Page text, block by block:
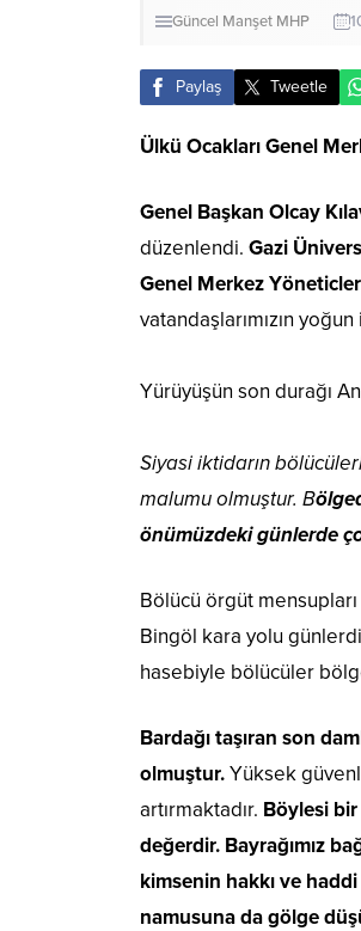
Güncel Manşet MHP
Paylaş Tweetle
Ülkü Ocakları Genel
Genel Başkan Olcay
düzenlendi. Gazi
Genel Merkez
vatandaşlarımızın
Yürüyüşün son durağı
Siyasi iktidarın
malumu olmuştur. B
önümüzdeki günlerde
Bölücü örgüt
Bingöl kara yolu
hasebiyle bölücüler
Bardağı taşıran son
olmuştur.Yüksek
artırmaktadır. Böylesi
değerdir. Bayrağımız
kimsenin hakkı ve
namusuna da gölge